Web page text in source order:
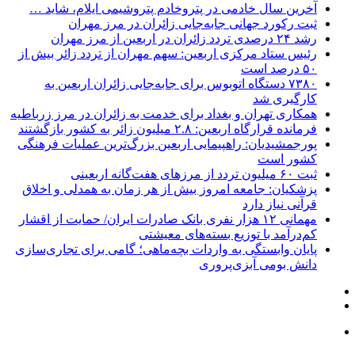
آخرین سال خادمی در پتروخادم پتروشیمی ایلام، شاید …
ثبت رکورد جهانی جابه‌جایی زائران در مرز مهران
رشد ۲۴ درصدی تردد زائران در اربعین از مرز مهران
رئیس ستاد مرکزی اربعین: سهم مهران از تردد زائر بیش از
۵۰ درصد است
۷۳۸۰ دستگاه اتوبوس برای جابه‌جایی زائران اربعین به‌
کارگیری شد
همکاری تهران و بغداد برای خدمت به زائران در مرز زرباطیه
فرمانده قرارگاه اربعین: ۲.۸ میلیون زائر به کشور بازگشتند
پورجمشیدیان: راهپیمایی اربعین بزرگ‌ترین عملیات فرهنگی
کشور است
ثبت ۶۰ میلیون تردد از مرزهای هفت‌گانه اربعینی
پزشکیان: جامعه امروز بیش از هر زمان به همدلی و اخلاق
قرآنی نیاز دارد
مهمانی ۱۲ هزار نفری بانک صادرات ایران/ حمایت از اقشار
کم‌درآمد با توزیع بسته‌های معیشتی
پایان وابستگی به واردات بچه‌ماهی؛ گامی برای تجاری‌سازی
دانش بومی آبزی‌پروری